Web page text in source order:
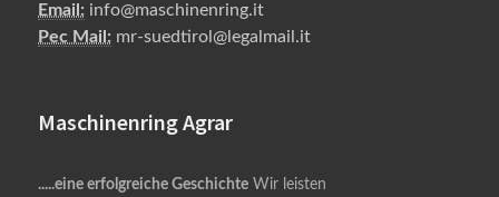
Email: info@maschinenring.it
Pec Mail: mr-suedtirol@legalmail.it
Maschinenring Agrar
.....eine erfolgreiche Geschichte Wir leisten